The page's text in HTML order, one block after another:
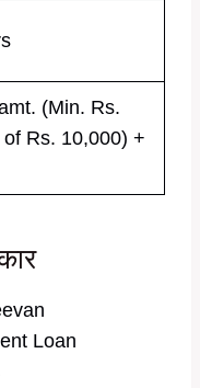
(Min. Rs.
Rs. 10,000) +
Loan